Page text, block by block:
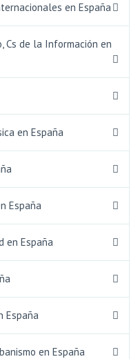
en España
Cs de la Información en
en España
España
en España
España
en España